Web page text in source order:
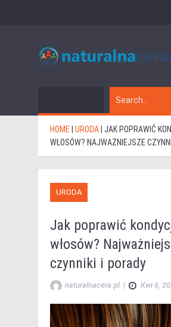
HOME URODA JAK POPRAWIĆ
WŁOSÓW? NAJWAŻNIEJSZE
URODA
Jak poprawić
włosów?
czynniki i porady
naturalnacera.pl | Kwi 6,